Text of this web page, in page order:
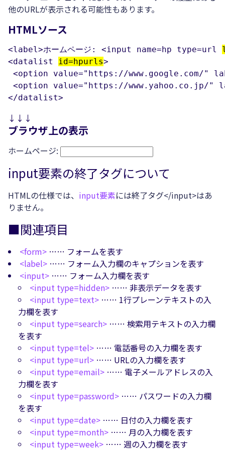
他のURLが表示される可能性もあります。
HTMLソース
<label>ホームページ: <input name=hp type=url
<datalist id=hpurls>
<option value="https://www.google.com/"
<option value="https://www.yahoo.co.jp/"
</datalist>
↓↓↓
ブラウザ上の表示
ホームページ:
input要素の終了タグについて
HTMLの仕様では、 input要素には終了タグ</input>はあ
りません。
■関連項目
<form> …… フォームを表す
<label> …… フォーム入力欄のキャプションを表す
<input> …… フォーム入力欄を表す
<input type=hidden> …… 非表示データを表す
<input type=text> …… 1行プレーンテキストの入
力欄を表す
<input type=search> …… 検索用テキストの入力欄
を表す
<input type=tel> …… 電話番号の入力欄を表す
<input type=url> …… URLの入力欄を表す
<input type=email> …… 電子メールアドレスの入
力欄を表す
<input type=password> …… パスワードの入力欄
を表す
<input type=date> …… 日付の入力欄を表す
<input type=month> …… 月の入力欄を表す
<input type=week> …… 週の入力欄を表す